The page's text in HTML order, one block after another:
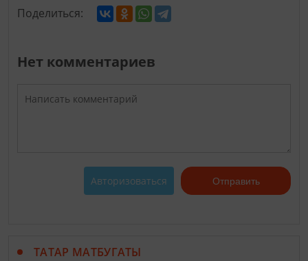
Поделиться:
Нет комментариев
Авторизоваться Отправить
ТАТАР МАТБУГАТЫ